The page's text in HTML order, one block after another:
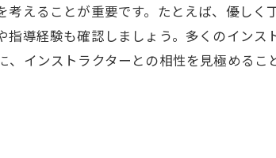
えることが重要です。たとえば、優しく
導経験も確認しましょう。多くのインス
インストラクターとの相性を見極める